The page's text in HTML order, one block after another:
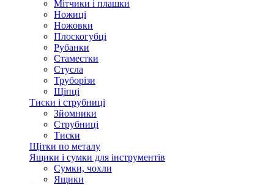
Мітчики і плашки
Ножиці
Ножовки
Плоскогубці
Рубанки
Стаместки
Стусла
Труборізи
Щіпці
Тиски і струбниці
Зйомники
Струбниці
Тиски
Щітки по металу
Ящики і сумки для інструментів
Сумки, чохли
Ящики